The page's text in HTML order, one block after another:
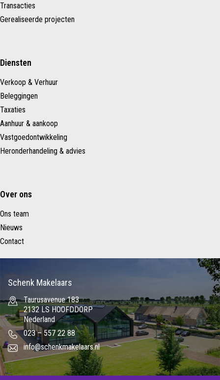
Transacties
Gerealiseerde projecten
Diensten
Verkoop & Verhuur
Beleggingen
Taxaties
Aanhuur & aankoop
Vastgoedontwikkeling
Heronderhandeling & advies
Over ons
Ons team
Nieuws
Contact
Schenk Makelaars
Taurusavenue 183
2132 LS HOOFDDORP
Nederland
023 – 557 22 88
info@schenkmakelaars.nl